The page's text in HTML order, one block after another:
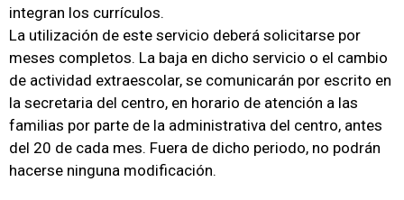
integran los currículos.
La utilización de este servicio deberá solicitarse por
meses completos. La baja en dicho servicio o el cambio
de actividad extraescolar, se comunicarán por escrito en
la secretaria del centro, en horario de atención a las
familias por parte de la administrativa del centro, antes
del 20 de cada mes. Fuera de dicho periodo, no podrán
hacerse ninguna modificación.